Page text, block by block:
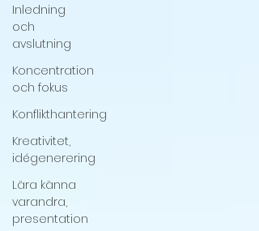
Inledning
och
avslutning
Koncentration
och fokus
Konflikthantering
Kreativitet,
idégenerering
Lära känna
varandra,
presentation